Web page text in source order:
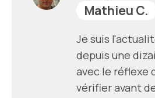
Mathieu C.
Je suis
depuis une
avec le réflexe
vérifier avant